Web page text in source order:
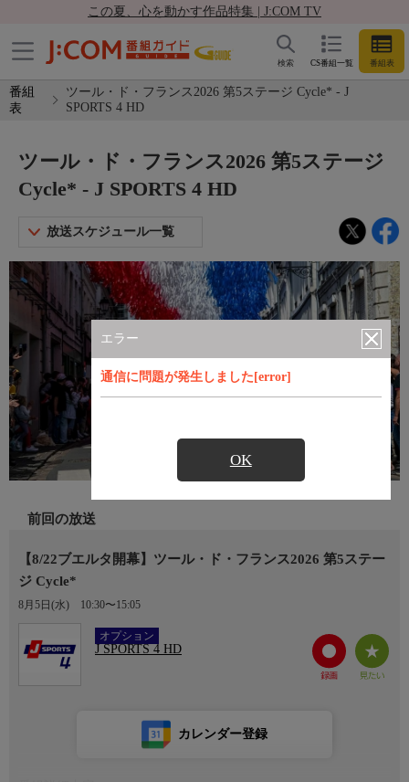
この夏、心を動かす作品特集 | J:COM TV
CS番組一覧 番組表
検索
番組
表
ツール・ド・フランス2026 第5ステージ Cycle* - J
SPORTS 4 HD
エラー
通信に問題が発生しました[error]
OK
ツール・ド・フランス2026 第5ステージ
Cycle* - J SPORTS 4 HD
放送スケジュール一覧
前回の放送
【8/22ブエルタ開幕】ツール・ド・フランス2026 第5ステー
ジ Cycle*
8月5日(水) 10:30〜15:05
オプション
Ch.408
J SPORTS 4 HD
カレンダー登録